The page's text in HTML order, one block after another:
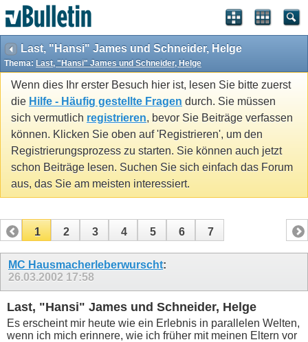
Last, "Hansi" James und Schneider, Helge
Thema: Last, "Hansi" James und Schneider, Helge
Wenn dies Ihr erster Besuch hier ist, lesen Sie bitte zuerst
die Hilfe - Häufig gestellte Fragen durch. Sie müssen
sich vermutlich registrieren, bevor Sie Beiträge verfassen
können. Klicken Sie oben auf 'Registrieren', um den
Registrierungsprozess zu starten. Sie können auch jetzt
schon Beiträge lesen. Suchen Sie sich einfach das Forum
aus, das Sie am meisten interessiert.
1 2 3 4 5 6 7
MC Hausmacherleberwurscht:
26.03.2002 17:58
Last, "Hansi" James und Schneider, Helge
Es erscheint mir heute wie ein Erlebnis in parallelen Welten,
wenn ich mich erinnere, wie ich früher mit meinen Eltern vor